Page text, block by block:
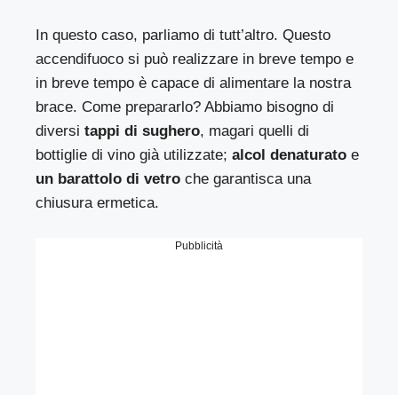
In questo caso, parliamo di tutt’altro. Questo
accendifuoco si può realizzare in breve tempo e
in breve tempo è capace di alimentare la nostra
brace. Come prepararlo? Abbiamo bisogno di
diversi tappi di sughero, magari quelli di
bottiglie di vino già utilizzate; alcol denaturato e
un barattolo di vetro che garantisca una
chiusura ermetica.
Pubblicità